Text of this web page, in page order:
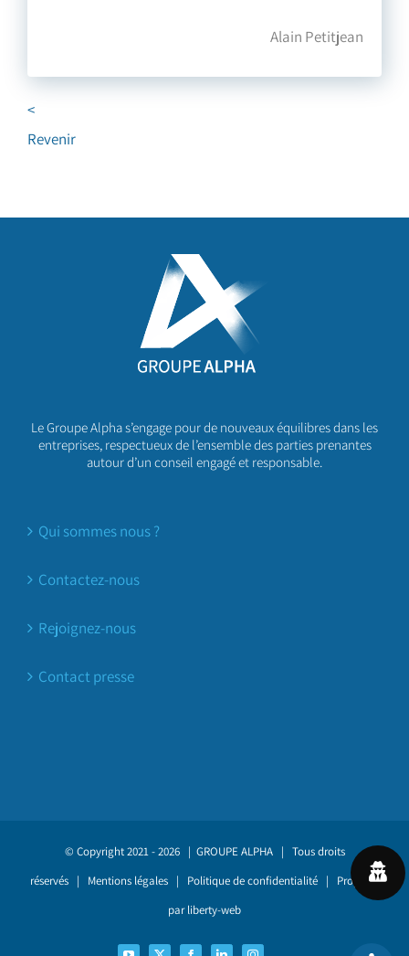
Alain Petitjean
<
Revenir
Le Groupe Alpha s’engage pour de nouveaux équilibres dans les
entreprises, respectueux de l’ensemble des parties prenantes
autour d’un conseil engagé et responsable.
Qui sommes nous ?
Contactez-nous
Rejoignez-nous
Contact presse
© Copyright 2021 -2026 | GROUPE ALPHA| Tous droits
réservés | Mentions légales | Politique de confidentialité | Propulsé
parliberty-web